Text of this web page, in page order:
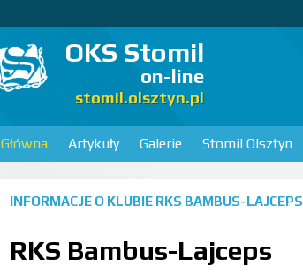
OKS Stomil
on-line
stomil.olsztyn.pl
Główna Artykuły Galerie Stomil Olsztyn
INFORMACJE O KLUBIE RKS BAMBUS-LAJCEPS
RKS Bambus-Lajceps